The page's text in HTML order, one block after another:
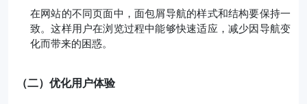
在网站的不同页面中，面包屑导航的样式和结构要保持一
致。这样用户在浏览过程中能够快速适应，减少因导航变
化而带来的困惑。
（二）优化用户体验